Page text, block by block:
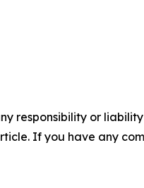
responsibility or
If you have any